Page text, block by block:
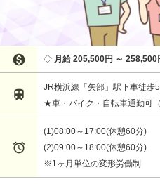
 月給 205,500円 ～ 258,500

JR横浜線「矢部」駅下車徒歩
★車・バイク・自転車通勤可

(1)08:00～17:00(休憩60分)
(2)09:00～18:00(休憩60分)
※1ヶ月単位の変形労働制